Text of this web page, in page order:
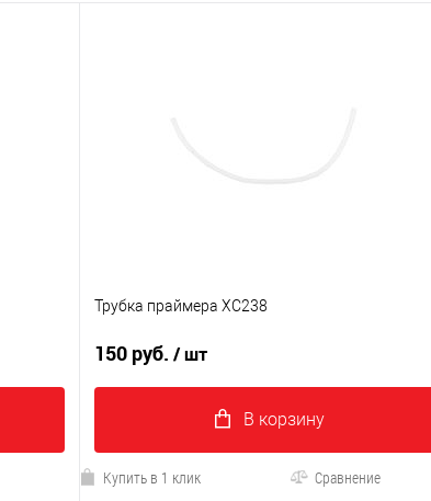
Трубка праймера XC238
150 руб. / шт
В корзину
Купить в 1 клик
Сравнение